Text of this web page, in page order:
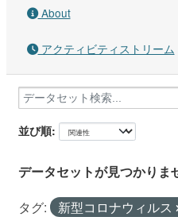
About
アクティビティストリーム
並び順
データセットが見つかりま
タグ: 新型コロナウィルス